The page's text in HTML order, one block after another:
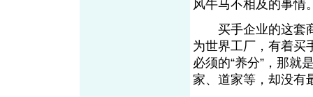
风牛马不相及的
买手企业的这套商
为世界工厂，有着买
必须的“养分”，那就
家、道家等，却没